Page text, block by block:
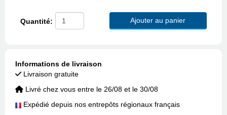
Quantité: Ajouter au panier
Informations de livraison
Livraison gratuite
Livré chez vous entre le 26/08 et le 30/08
Expédié depuis nos entrepôts régionaux français